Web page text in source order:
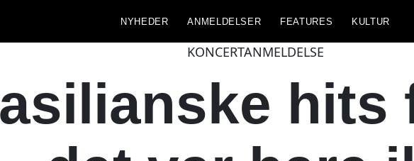
NYHEDER ANMELDELSER FEATURES KULTUR
KONCERTANMELDELSE
hits